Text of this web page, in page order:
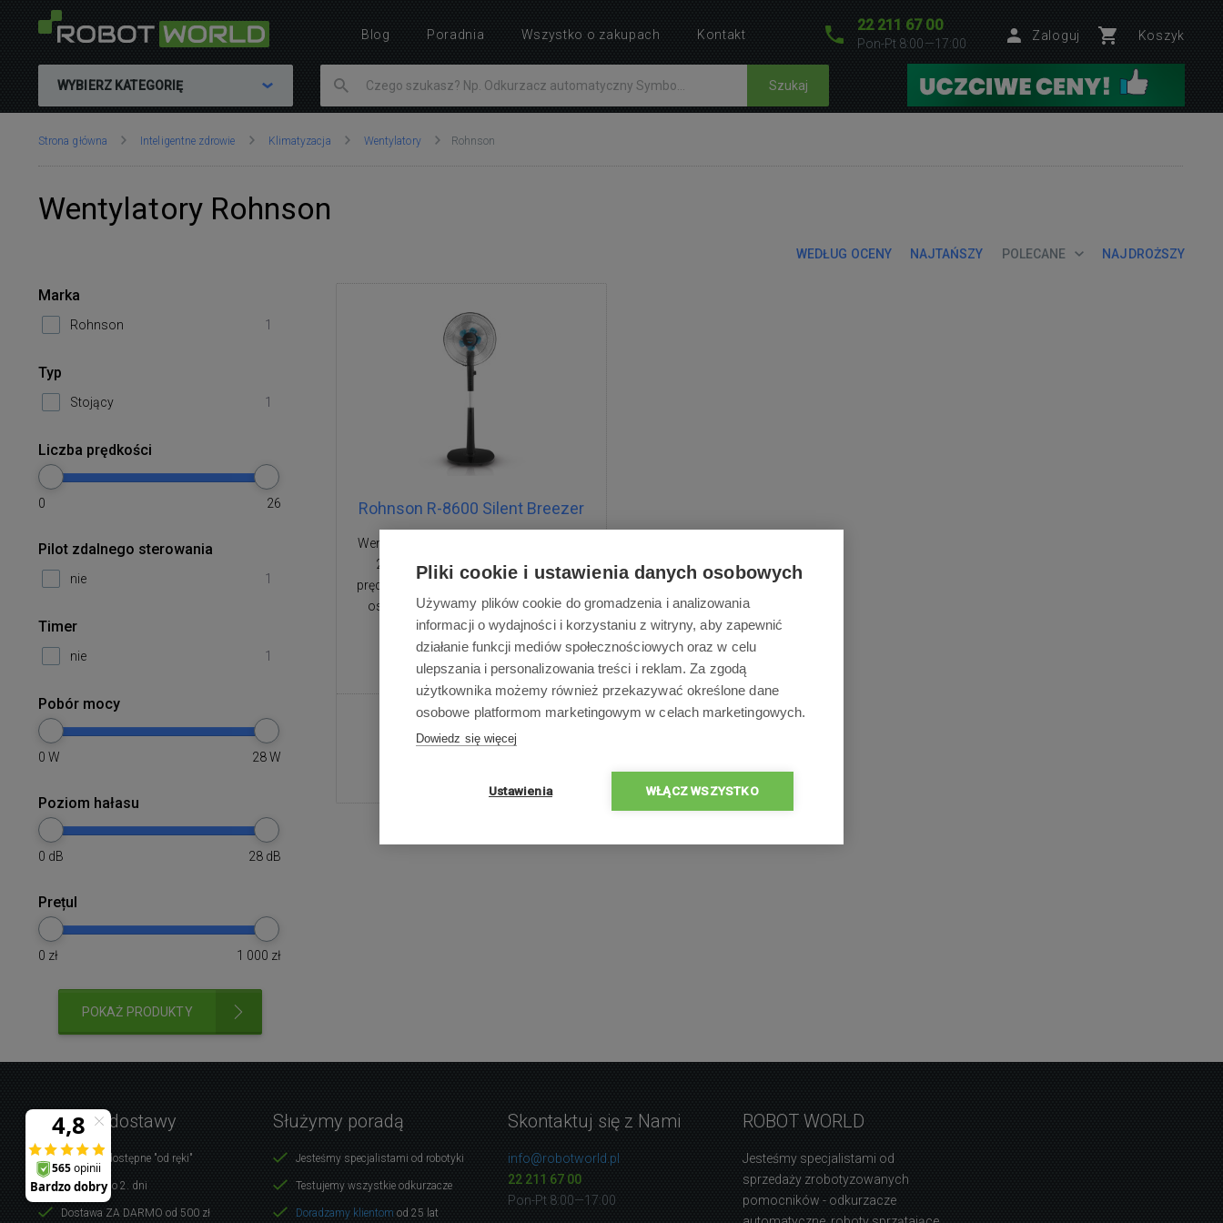
22 211 67 00
Pon-Pt 8:00—17:00
Zaloguj Koszyk
WYBIERZ KATEGORIĘ Szukaj
Znajdujesz
Strona główna Inteligentne zdrowie Klimatyzacja Wentylatory Rohnson
Wentylatory Rohnson
WEDŁUG OCENY NAJTAŃSZY POLECANE NAJDROŻSZY
Rohnson R-8600 Silent Breezer
Wentylator stojący - bardzo cicha praca
28 dB, pobór mocy tylko 28 W, 26
prędkości, podwójny rząd łopatek (5+5),
oscylacja pozioma 90°, regulowana
wysokość 115-135 cm
494,00 zł
Marka
Rohnson 1
Typ
Stojący 1
Liczba prędkości
0 26
Pilot zdalnego sterowania
nie 1
Timer
nie 1
Pobór mocy
0 W 28W
Poziom hałasu
0 dB 28 dB
Prețul
0 zł 1 000 zł
POKAŻ PRODUKTY
Blog Poradnia Wszystko o zakupach Kontakt
Warunki dostawy
Produkty dostępne "od ręki"
Dostawa do 2. dni
Dostawa ZA DARMO od 500 zł
Służymy poradą
Jesteśmy specjalistami od robotyki
Testujemy wszystkie odkurzacze
Doradzamy klientom od 25 lat
Skontaktuj się z Nami
info@robotworld.pl
22 211 67 00
Pon-Pt 8:00—17:00
ROBOT WORLD
Jesteśmy specjalistami od
sprzedaży zrobotyzowanych
pomocników - odkurzacze
Pliki cookie i ustawienia danych osobowych
Używamy plików cookie do gromadzenia i analizowania
informacji o wydajności i korzystaniu z witryny, aby zapewnić
działanie funkcji mediów społecznościowych oraz w celu
ulepszania i personalizowania treści i reklam. Za zgodą
użytkownika możemy również przekazywać określone dane
osobowe platformom marketingowym w celach marketingowych.
Dowiedz się więcej
Ustawienia WŁĄCZ WSZYSTKO